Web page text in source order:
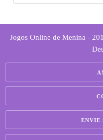
Jogos Online de Menina -
ENVIE